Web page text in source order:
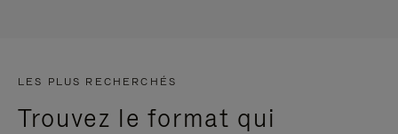
LES PLUS RECHERCHÉS
Trouvez le format qui